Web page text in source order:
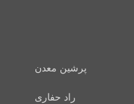
پرشین معدن
راد حفاری